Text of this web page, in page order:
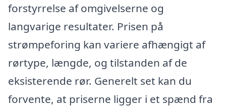
forstyrrelse af omgivelserne og
langvarige resultater. Prisen på
strømpeforing kan variere afhængigt af
rørtype, længde, og tilstanden af de
eksisterende rør. Generelt set kan du
forvente, at priserne ligger i et spænd fra